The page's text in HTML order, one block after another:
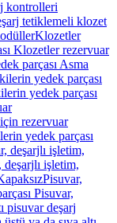
kontrolleri
tetiklemeli klozet
Klozetler
Klozetler rezervuar
parçası Asma
yedek parçası
yedek parçası
rezervuar
yedek parçası
deşarjlı işletim,
deşarjlı işletim,
Pisuvar,
Pisuvar,
pisuvar deşarj